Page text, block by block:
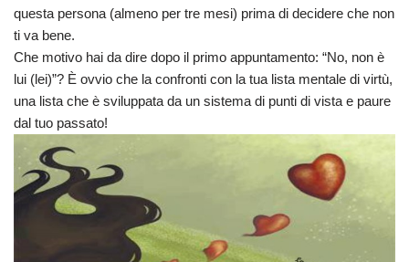
questa persona (almeno per tre mesi) prima di decidere che non
ti va bene.
Che motivo hai da dire dopo il primo appuntamento: “No, non è
lui (lei)”? È ovvio che la confronti con la tua lista mentale di virtù,
una lista che è sviluppata da un sistema di punti di vista e paure
dal tuo passato!